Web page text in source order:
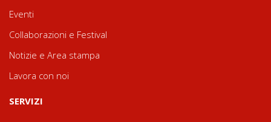
Eventi
Collaborazioni e Festival
Notizie e Area stampa
Lavora con noi
SERVIZI